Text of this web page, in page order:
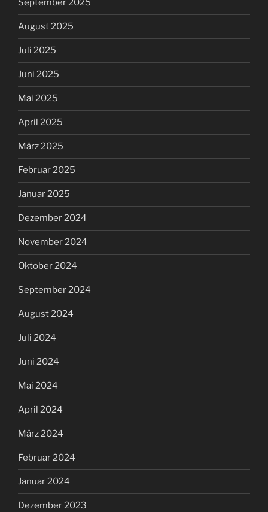
September 2025
August 2025
Juli 2025
Juni 2025
Mai 2025
April 2025
März 2025
Februar 2025
Januar 2025
Dezember 2024
November 2024
Oktober 2024
September 2024
August 2024
Juli 2024
Juni 2024
Mai 2024
April 2024
März 2024
Februar 2024
Januar 2024
Dezember 2023